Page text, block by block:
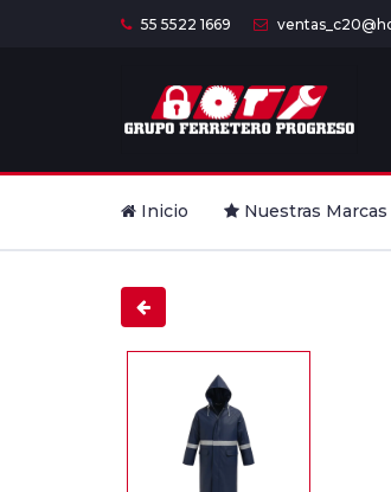
55 5522 1669
Inicio Nuestras Marcas